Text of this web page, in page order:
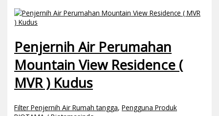
Penjernih Air Perumahan
Mountain View Residence (
MVR ) Kudus
Filter Penjernih Air Rumah tangga,Pengguna Produk